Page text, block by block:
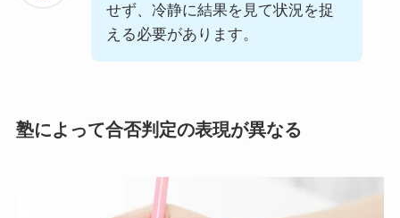
せず、冷静に結果を見て状況を捉
える必要があります。
塾によって合否判定の表現が異なる